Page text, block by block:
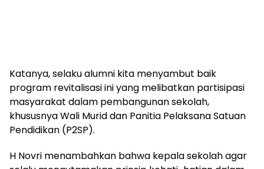
Katanya, selaku alumni kita menyambut baik
program revitalisasi ini yang melibatkan partisipasi
masyarakat dalam pembangunan sekolah,
khususnya Wali Murid dan Panitia Pelaksana Satuan
Pendidikan (P2SP).
H Novri menambahkan bahwa kepala sekolah agar